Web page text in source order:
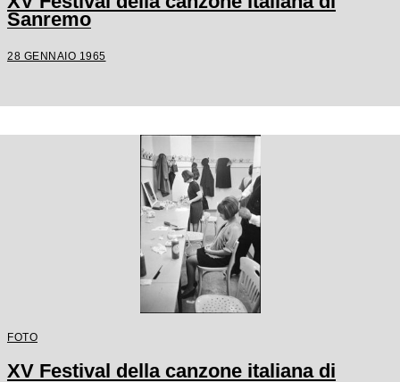
Sanremo
28 GENNAIO 1965
FOTO
XV Festival della canzone italiana di